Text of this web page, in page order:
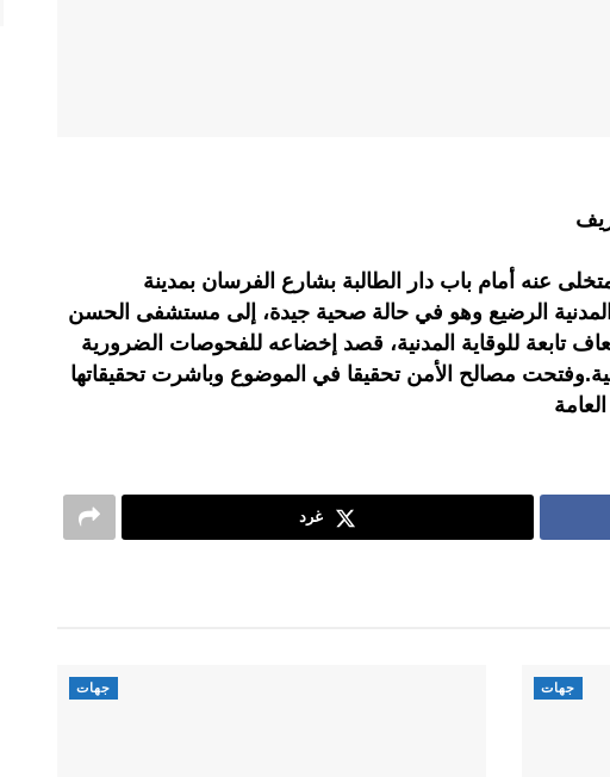
عنه أمام باب دار الطالبة بشارع الفرسان بمدينة
المدنية الرضيع وهو في حالة صحية جيدة، إلى مستشفى الحسن
تابعة للوقاية المدنية، قصد إخضاعه للفحوصات الضرورية
مصالح الأمن تحقيقا في الموضوع وباشرت تحقيقاتها
غرد
جهات جهات